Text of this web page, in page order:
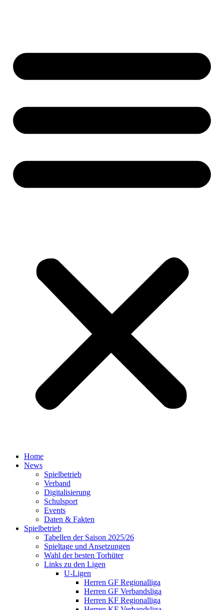
Home
News
Spielbetrieb
Verband
Digitalisierung
Schulsport
Events
Daten & Fakten
Spielbetrieb
Tabellen der Saison 2025/26
Spieltage und Ansetzungen
Wahl der besten Torhüter
Links zu den Ligen
U-Ligen
Herren GF Regionalliga
Herren GF Verbandsliga
Herren KF Regionalliga